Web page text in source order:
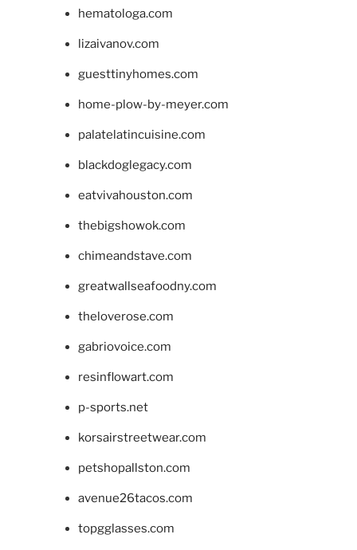
hematologa.com
lizaivanov.com
guesttinyhomes.com
home-plow-by-meyer.com
palatelatincuisine.com
blackdoglegacy.com
eatvivahouston.com
thebigshowok.com
chimeandstave.com
greatwallseafoodny.com
theloverose.com
gabriovoice.com
resinflowart.com
p-sports.net
korsairstreetwear.com
petshopallston.com
avenue26tacos.com
topgglasses.com